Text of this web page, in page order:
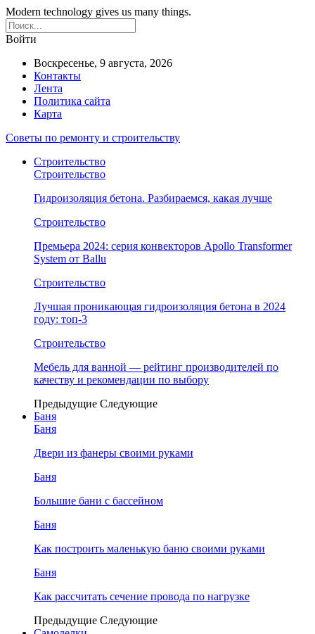
Modern technology gives us many things.
Войти
Воскресенье, 9 августа, 2026
Контакты
Лента
Политика сайта
Карта
Советы по ремонту и строительству
Строительство
Строительство
Гидроизоляция бетона. Разбираемся, какая лучше
Строительство
Премьера 2024: серия конвекторов Apollo Transformer
System от Ballu
Строительство
Лучшая проникающая гидроизоляция бетона в 2024
году: топ-3
Строительство
Мебель для ванной — рейтинг производителей по
качеству и рекомендации по выбору
Предыдущие Следующие
Баня
Баня
Двери из фанеры своими руками
Баня
Большие бани с бассейном
Баня
Как построить маленькую баню своими руками
Баня
Как рассчитать сечение провода по нагрузке
Предыдущие Следующие